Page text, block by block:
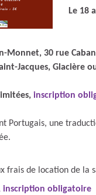
Le 18
Monnet, 30 rue
Jacques, Glacière
inscription
Portugais, une
frais de location de la
inscription obligatoire